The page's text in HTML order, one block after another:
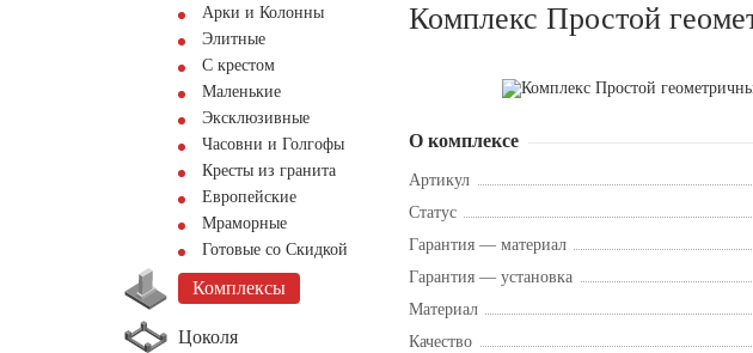
Арки и Колонны
Элитные
С крестом
Маленькие
Эксклюзивные
Часовни и Голгофы
Кресты из гранита
Европейские
Мраморные
Готовые со Скидкой
Комплексы
Цоколя
Комплекс Простой
О комплексе
Артикул
Статус
Гарантия — материал
Гарантия — установка
Материал
Качество